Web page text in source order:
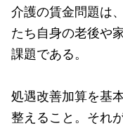
介護の賃金問題は
たち自身の老後や
課題である。
処遇改善加算を基
整えること。それ